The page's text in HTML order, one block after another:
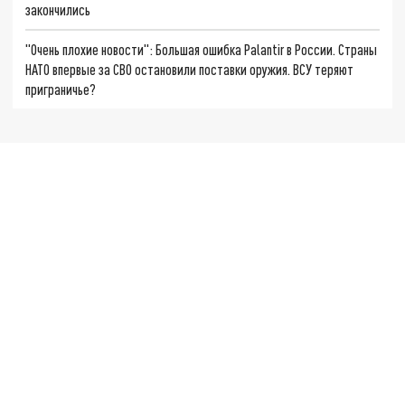
закончились
"Очень плохие новости": Большая ошибка Palantir в России. Страны
НАТО впервые за СВО остановили поставки оружия. ВСУ теряют
приграничье?